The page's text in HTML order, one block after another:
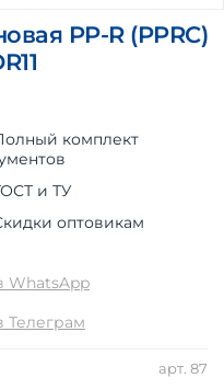
арт. 87
PP-R (PPRC)
комплект
и ТУ
оптовикам
WhatsApp
Телеграм